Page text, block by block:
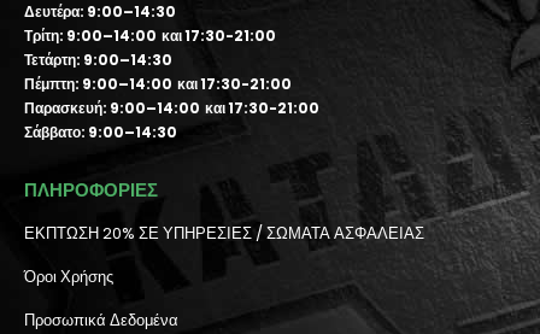
Δευτέρα: 9:00–14:30
Τρίτη: 9:00–14:00 και 17:30-21:00
Τετάρτη: 9:00–14:30
Πέμπτη: 9:00–14:00 και 17:30-21:00
Παρασκευή: 9:00–14:00 και 17:30-21:00
Σάββατο: 9:00–14:30
ΠΛΗΡΟΦΟΡΙΕΣ
ΕΚΠΤΩΣΗ 20% ΣΕ ΥΠΗΡΕΣΙΕΣ / ΣΩΜΑΤΑ ΑΣΦΑΛΕΙΑΣ
Όροι Χρήσης
Προσωπικά Δεδομένα